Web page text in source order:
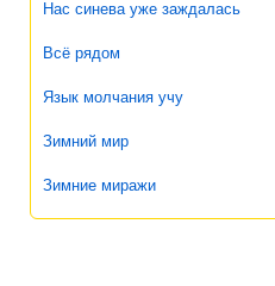
Нас синева уже заждалась
Всё рядом
Язык молчания учу
Зимний мир
Зимние миражи